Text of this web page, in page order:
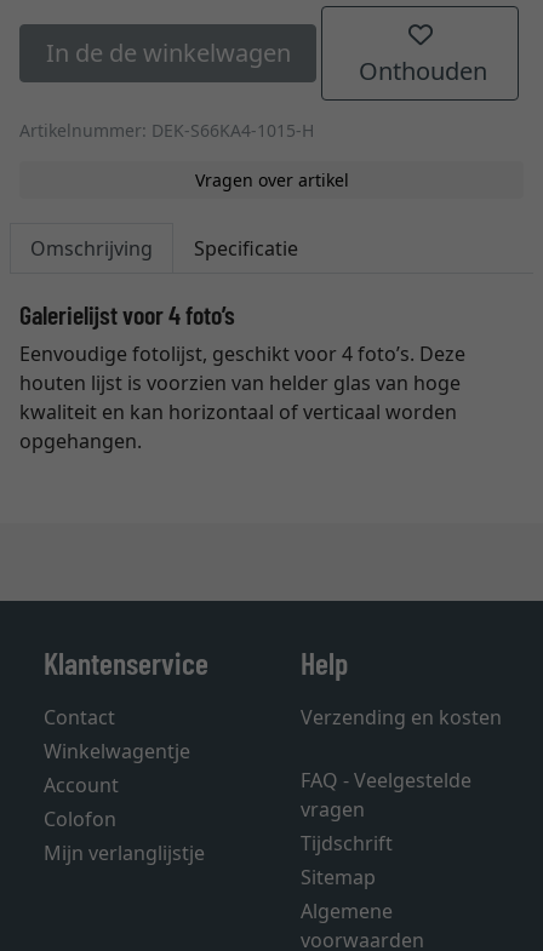
In de de winkelwagen
Onthouden
Artikelnummer: DEK-S66KA4-1015-H
Vragen over artikel
Omschrijving Specificatie
Galerielijst voor 4 foto’s
Eenvoudige fotolijst, geschikt voor 4 foto’s. Deze
houten lijst is voorzien van helder glas van hoge
kwaliteit en kan horizontaal of verticaal worden
opgehangen.
Klantenservice
Contact
Winkelwagentje
Account
Colofon
Mijn verlanglijstje
Help
Verzending en kosten
FAQ - Veelgestelde
vragen
Tijdschrift
Sitemap
Algemene
voorwaarden